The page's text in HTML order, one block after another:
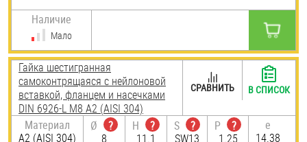
Наличие
Мало
Гайка шестигранная
самоконтрящаяся с нейлоновой
вставкой, фланцем и насечками
DIN 6926-L М8 А2 (AISI 304)
Материал
А2 (AISI 304)
Ø
?
8
H
?
11.1
S
?
SW13
P
?
1.25
e
14.38
СРАВНИТЬ В СПИСОК